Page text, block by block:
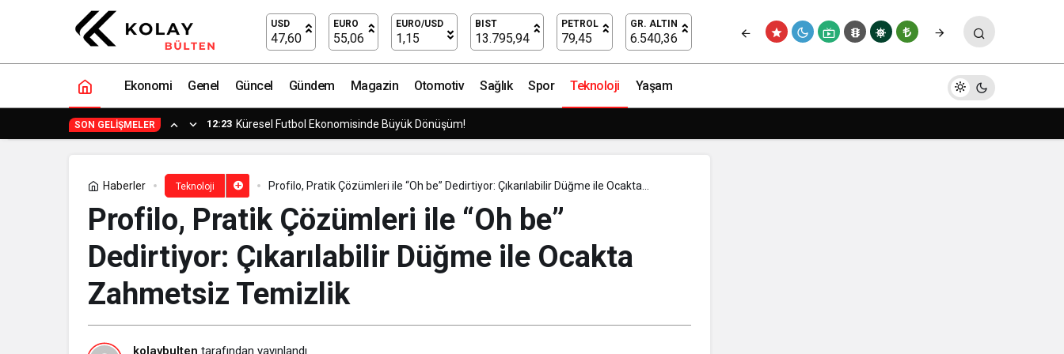
USD
47,60
EURO
55,06
EURO/USD
1,15
BIST
13.795,94
PETROL
79,45
GR. ALTIN
6.540,36
Ekonomi Genel Güncel Gündem Magazin Otomotiv Sağlık Spor Teknoloji Yaşam
SON GELIŞMELER 11:53 Osmangazi’nin Başarılı Pilotu Kupayı Başkan Aydın’la Paylaştı
Haberler Teknoloji
Profilo, Pratik Çözümleri ile “Oh be” Dedirtiyor: Çıkarılabilir Düğme ile Ocakta
Profilo, Pratik Çözümleri ile “Oh be”
Dedirtiyor: Çıkarılabilir Düğme ile Ocakta
Zahmetsiz Temizlik
kolaybulten tarafından yayınlandı
Samsung ve Google’dan yeni akıllı gözlük! Yorum Yap Paylaş